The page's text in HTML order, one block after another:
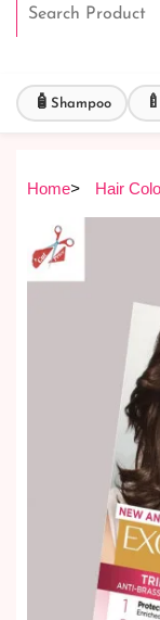
🧴 Shampoo 🍼
Home> Hair